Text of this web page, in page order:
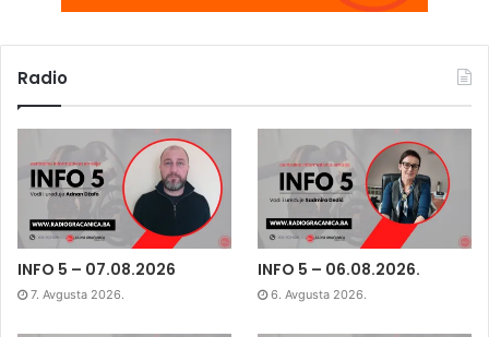
Radio
INFO 5 – 07.08.2026
7. Avgusta 2026.
INFO 5 – 06.08.2026.
6. Avgusta 2026.